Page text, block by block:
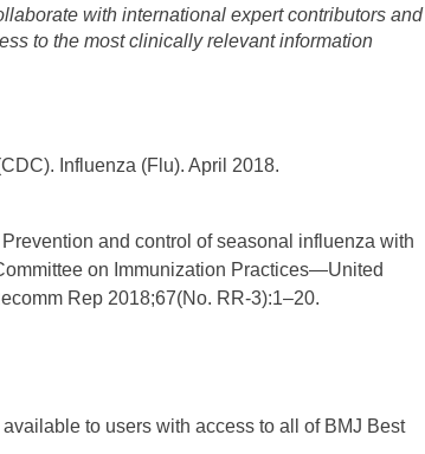
with international expert contributors and
to the most clinically relevant information
Influenza (Flu). April 2018.
and control of seasonal influenza with
on Immunization Practices—United
Rep 2018;67(No. RR-3):1–20.
to users with access to all of BMJ Best